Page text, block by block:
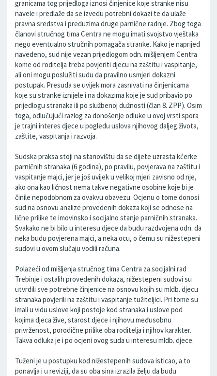
granicama tog prijedloga iznosi činjenice koje stranke nisu
navele i predlaže da se izvedu potrebni dokazi te da ulaže
pravna sredstva i preduzima druge parnične radnje. Zbog toga
članovi stručnog tima Centra ne mogu imati svojstvo vještaka
nego eventualno stručnih pomagača stranke. Kako je naprijed
navedeno, sud nije vezan prijedlogom odn. mišljenjem Centra
kome od roditelja treba povjeriti djecu na zaštitu i vaspitanje,
ali oni mogu poslužiti sudu da pravilno usmjeri dokazni
postupak. Presuda se uvijek mora zasnivati na činjenicama
koje su stranke iznijele i na dokazima koje je sud pribavio po
prijedlogu stranaka ili po službenoj dužnosti (član 8. ZPP). Osim
toga, odlučujući razlog za donošenje odluke u ovoj vrsti spora
je trajni interes djece u pogledu uslova njihovog daljeg života,
zaštite, vaspitanja i razvoja.
Sudska praksa stoji na stanovištu da se dijete uzrasta kćerke
parničnih stranaka (6 godina), po pravilu, povjerava na zaštitu i
vaspitanje majci, jer je još uvijek u velikoj mjeri zavisno od nje,
ako ona kao ličnost nema takve negativne osobine koje bi je
činile nepodobnom za ovakvu obavezu. Ocjenu o tome donosi
sud na osnovu analize provedenih dokaza koji se odnose na
lične prilike te imovinsko i socijalno stanje parničnih stranaka.
Svakako ne bi bilo u interesu djece da budu razdvojena odn. da
neka budu povjerena majci, a neka ocu, o čemu su nižestepeni
sudovi u ovom slučaju vodili računa.
Polazeći od mišljenja stručnog tima Centra za socijalni rad
Trebinje i ostalih provedenih dokaza, nižestepeni sudovi su
utvrdili sve potrebne činjenice na osnovu kojih su mldb. djecu
stranaka povjerili na zaštitu i vaspitanje tužiteljici. Pri tome su
imali u vidu uslove koji postoje kod stranaka i uslove pod
kojima djeca žive, starost djece i njihovu međusobnu
privrženost, porodične prilike oba roditelja i njihov karakter.
Takva odluka je i po ocjeni ovog suda u interesu mldb. djece.
Tuženi je u postupku kod nižestepenih sudova isticao, a to
ponavlja i u reviziji, da su oba sina izrazila želju da budu